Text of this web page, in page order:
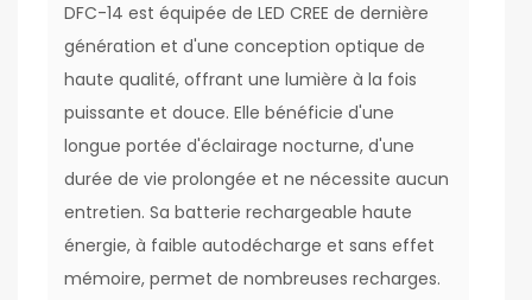
DFC-14 est équipée de LED CREE de dernière
génération et d'une conception optique de
haute qualité, offrant une lumière à la fois
puissante et douce. Elle bénéficie d'une
longue portée d'éclairage nocturne, d'une
durée de vie prolongée et ne nécessite aucun
entretien. Sa batterie rechargeable haute
énergie, à faible autodécharge et sans effet
mémoire, permet de nombreuses recharges.